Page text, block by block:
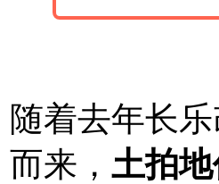
随着去年长
而来， 土拍